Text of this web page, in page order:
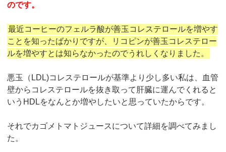
のです。
最近コーヒーのフェルラ酸が善玉コレステロールを増やす
ことを知ったばかりですが、リコピンが善玉コレステロー
ルを増やすとは知らなかったのでうれしくなりました。
悪玉（LDL)コレステロールが基準より少し多い私は、血管
壁からコレステロールを抜き取って肝臓に運んでくれると
いうHDLをなんとか増やしたいと思っていたからです。
それでカゴメトマトジュースについて詳細を調べてみまし
た。